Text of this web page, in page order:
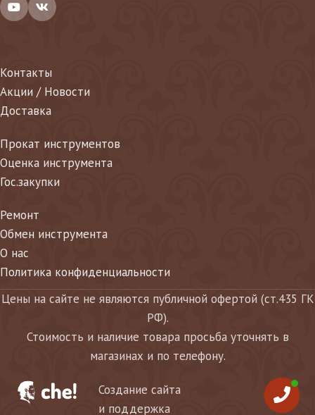
Контакты
Акции / Новости
Доставка
Прокат инструментов
Оценка инструмента
Гос.закупки
Ремонт
Обмен инструмента
О нас
Политика конфиденциальности
Цены на сайте не являются публичной офертой (ст.435 ГК
РФ).
Стоимость и наличие товара просьба уточнять в
магазинах и по телефону.
Создание сайта
и поддержка